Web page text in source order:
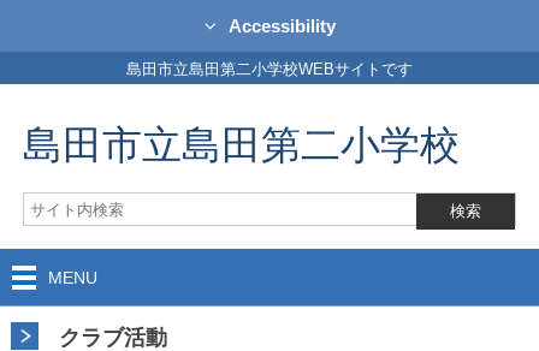
Accessibility
島田市立島田第二小学校WEBサイトです
島田市立島田第二小学校
MENU
クラブ活動